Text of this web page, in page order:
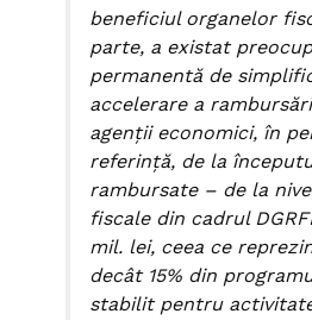
beneficiul organelor
parte, a existat
permanentă de
accelerare a
agenţii economici, în
referinţă, de la
rambursate – de la
fiscale din cadrul
mil. lei, ceea ce
decât 15% din
stabilit pentru